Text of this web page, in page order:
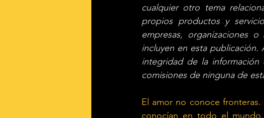
cualquier otro tema
propios productos y
empresas, organizaciones
incluyen en esta
integridad de la información
comisiones de ninguna de
El amor no conoce
conocían en todo el